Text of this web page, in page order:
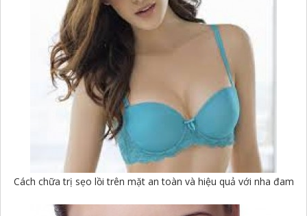
Cách chữa trị sẹo lồi trên mặt an toàn và hiệu quả với nha đam